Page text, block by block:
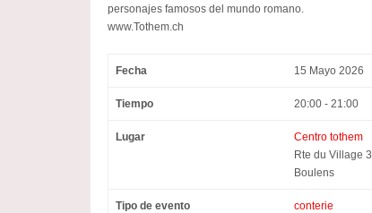
personajes famosos del mundo romano.
www.Tothem.ch
Fecha 15 Mayo 2026
Tiempo 20:00 - 21:00
Lugar
Centro tothem
Rte du Village 3
Boulens
Tipo de evento conterie